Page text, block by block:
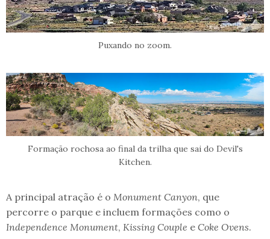
Puxando no zoom.
Formação rochosa ao final da trilha que sai do Devil's
Kitchen.
A principal atração é o Monument Canyon, que
percorre o parque e incluem formações como o
Independence Monument, Kissing Couple e Coke Ovens.